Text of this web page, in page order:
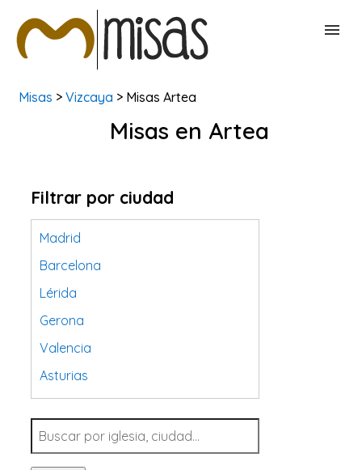
BUSCAR MISAS
Misas > Vizcaya > Misas Artea
Misas en Artea
Filtrar por ciudad
Madrid
Barcelona
Lérida
Gerona
Valencia
Asturias
Tarragona
Navarra
Valladolid